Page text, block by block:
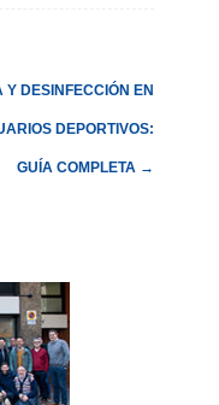
Y DESINFECCIÓN EN
DEPORTIVOS:
GUÍA COMPLETA →